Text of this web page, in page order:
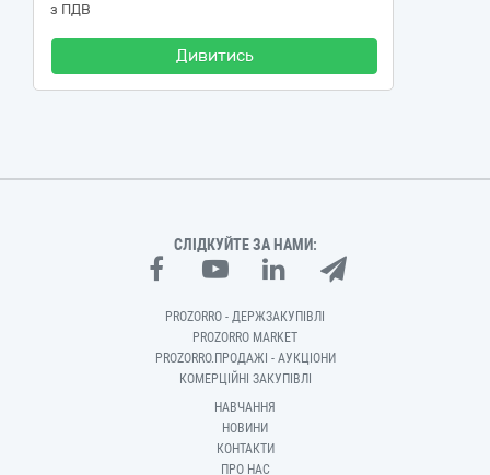
з ПДВ
Дивитись
СЛІДКУЙТЕ ЗА НАМИ:
PROZORRO - ДЕРЖЗАКУПІВЛІ
PROZORRO MARKET
PROZORRO.ПРОДАЖІ - АУКЦІОНИ
КОМЕРЦІЙНІ ЗАКУПІВЛІ
НАВЧАННЯ
НОВИНИ
КОНТАКТИ
ПРО НАС